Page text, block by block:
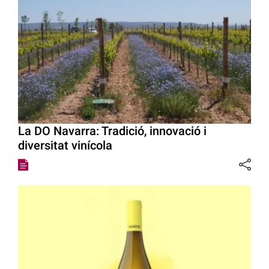
La DO Navarra: Tradició, innovació i
diversitat vinícola